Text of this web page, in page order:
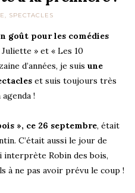
, SPECTACLES
goût pour les comédies
» et « Les 10
d’années, je suis une
et suis toujours très
!
», ce 26 septembre, était
C’était aussi le jour de
interprète Robin des bois,
à ne pas avoir prévu le coup !